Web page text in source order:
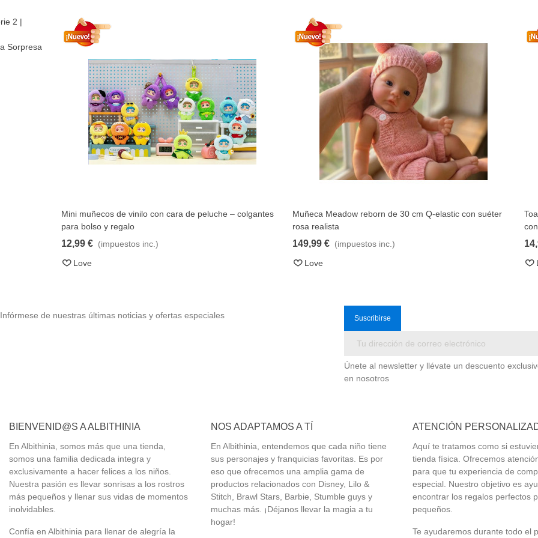
Muñeca Meadow reborn de 30 cm Q-elastic con suéter
rosa realista
149,99 €
(impuestos inc.)
Love
Toallas de baño Kpop Demon Hunters de secado rápido
con diseños variados
14,99 € (impuestos inc.)
Love
Infórmese de nuestras últimas noticias y ofertas especiales
Únete al newsletter y llévate un descuento
en nosotros
BIENVENID@S A ALBITHINIA
En Albithinia, somos más que una tienda,
somos una familia dedicada integra y
exclusivamente a hacer felices a los niños.
Nuestra pasión es llevar sonrisas a los rostros
más pequeños y llenar sus vidas de momentos
inolvidables.
Confía en Albithinia para llenar de alegría la
NOS ADAPTAMOS A TÍ
En Albithinia, entendemos que cada niño tiene
sus personajes y franquicias favoritas. Es por
eso que ofrecemos una amplia gama de
productos relacionados con Disney, Lilo &
Stitch, Brawl Stars, Barbie, Stumble guys y
muchas más. ¡Déjanos llevar la magia a tu
hogar!
ATENCIÓN
Aquí te tratamos como si
tienda física. Ofrecemos
para que tu experiencia de
especial. Nuestro objetivo es
encontrar los regalos perfectos
pequeños.
Te ayudaremos durante todo el